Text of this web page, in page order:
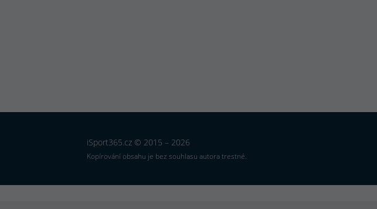
iSport365.cz © 2015 – 2026
Kopírování obsahu je bez souhlasu autora trestné.